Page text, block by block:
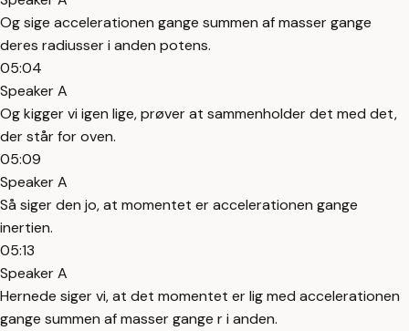
Og sige accelerationen gange summen af masser gange
deres radiusser i anden potens.
05:04
Speaker A
Og kigger vi igen lige, prøver at sammenholder det med det,
der står for oven.
05:09
Speaker A
Så siger den jo, at momentet er accelerationen gange
inertien.
05:13
Speaker A
Hernede siger vi, at det momentet er lig med accelerationen
gange summen af masser gange r i anden.